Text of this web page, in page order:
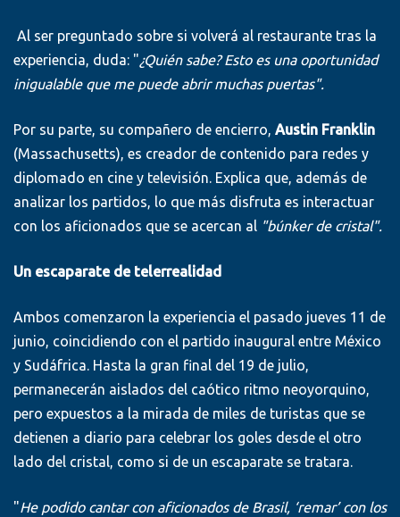
Al ser preguntado sobre si volverá al restaurante tras la
experiencia, duda: "¿Quién sabe? Esto es una oportunidad
inigualable que me puede abrir muchas puertas".
Por su parte, su compañero de encierro, Austin Franklin
(Massachusetts), es creador de contenido para redes y
diplomado en cine y televisión. Explica que, además de
analizar los partidos, lo que más disfruta es interactuar
con los aficionados que se acercan al "búnker de cristal".
Un escaparate de telerrealidad
Ambos comenzaron la experiencia el pasado jueves 11 de
junio, coincidiendo con el partido inaugural entre México
y Sudáfrica. Hasta la gran final del 19 de julio,
permanecerán aislados del caótico ritmo neoyorquino,
pero expuestos a la mirada de miles de turistas que se
detienen a diario para celebrar los goles desde el otro
lado del cristal, como si de un escaparate se tratara.
"He podido cantar con aficionados de Brasil, ‘remar’ con los